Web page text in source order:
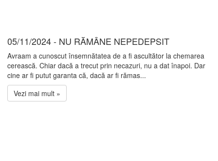
05/11/2024 - NU RĂMÂNE NEPEDEPSIT
Avraam a cunoscut însemnătatea de a fi ascultător la chemarea
cerească. Chiar dacă a trecut prin necazuri, nu a dat înapoi. Dar
cine ar fi putut garanta că, dacă ar fi rămas...
Vezi mai mult »